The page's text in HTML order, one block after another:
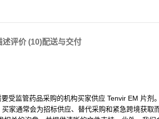
述评价 (10)配送与交付
受监管药品采购的机构买家供应 Tenvir EM 片剂
家通常会为招标供应、替代采购和紧急跨境获取